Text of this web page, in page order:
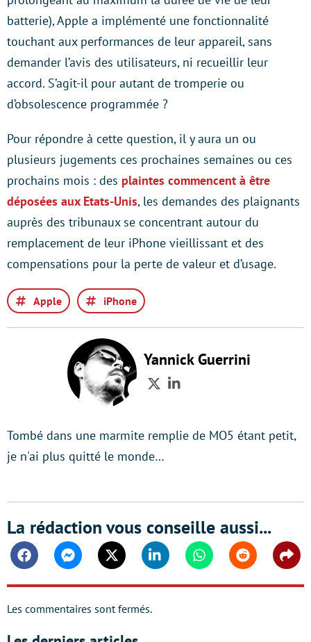
batterie), Apple a implémenté une fonctionnalité
touchant aux performances de leur appareil, sans
demander l’avis des utilisateurs, ni recueillir leur
accord. S’agit-il pour autant de tromperie ou
d’obsolescence programmée ?
Pour répondre à cette question, il y aura un ou
plusieurs jugements ces prochaines semaines ou ces
prochains mois : des plaintes commencent à être
déposées aux Etats-Unis, les demandes des plaignants
auprès des tribunaux se concentrant autour du
remplacement de leur iPhone vieillissant et des
compensations pour la perte de valeur et d’usage.
Apple iPhone
Yannick Guerrini
TwitterLinkedIn
Tombé dans une marmite remplie de MO5 étant petit,
je n'ai plus quitté le monde…
La rédaction vous conseille aussi...
FacebookMessengerTwitter Linkedin WhatsappReddit
Les commentaires sont fermés.